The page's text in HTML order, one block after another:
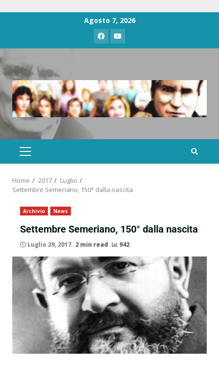
Agosto 7, 2026
Home 2017
Luglio
Settembre Semeriano, 150° dalla nascita
Archivio News
Settembre Semeriano, 150° dalla nascita
Luglio 29, 2017 2 min read 942